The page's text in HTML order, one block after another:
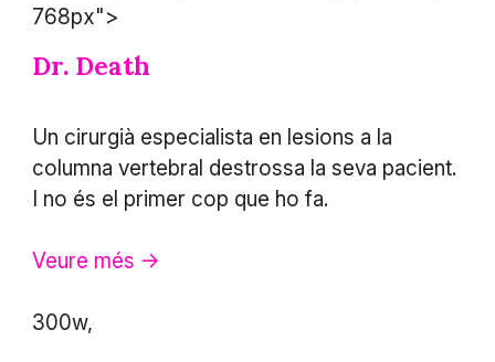
768px">
Dr. Death
Un cirurgià especialista en lesions a la
columna vertebral destrossa la seva pacient.
I no és el primer cop que ho fa.
Veure més ->
300w,